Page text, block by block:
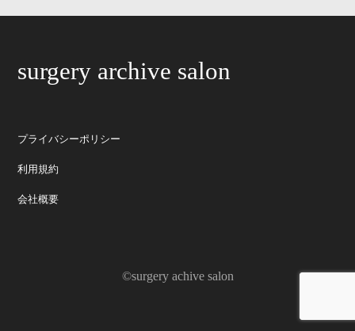
surgery archive salon
プライバシーポリシー
利用規約
会社概要
©surgery achive salon